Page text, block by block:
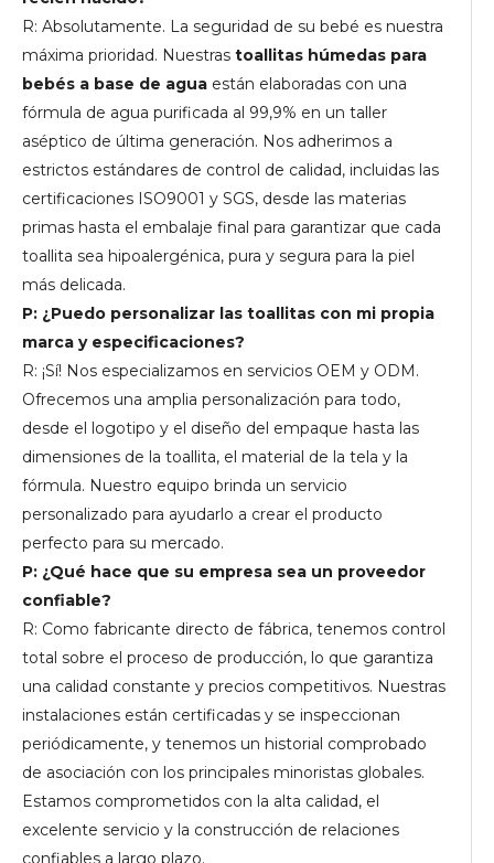
R: Absolutamente. La seguridad de su bebé es nuestra
máxima prioridad. Nuestras toallitas húmedas para
bebés a base de agua están elaboradas con una
fórmula de agua purificada al 99,9% en un taller
aséptico de última generación. Nos adherimos a
estrictos estándares de control de calidad, incluidas las
certificaciones ISO9001 y SGS, desde las materias
primas hasta el embalaje final para garantizar que cada
toallita sea hipoalergénica, pura y segura para la piel
más delicada.
P: ¿Puedo personalizar las toallitas con mi propia
marca y especificaciones?
R: ¡Sí! Nos especializamos en servicios OEM y ODM.
Ofrecemos una amplia personalización para todo,
desde el logotipo y el diseño del empaque hasta las
dimensiones de la toallita, el material de la tela y la
fórmula. Nuestro equipo brinda un servicio
personalizado para ayudarlo a crear el producto
perfecto para su mercado.
P: ¿Qué hace que su empresa sea un proveedor
confiable?
R: Como fabricante directo de fábrica, tenemos control
total sobre el proceso de producción, lo que garantiza
una calidad constante y precios competitivos. Nuestras
instalaciones están certificadas y se inspeccionan
periódicamente, y tenemos un historial comprobado
de asociación con los principales minoristas globales.
Estamos comprometidos con la alta calidad, el
excelente servicio y la construcción de relaciones